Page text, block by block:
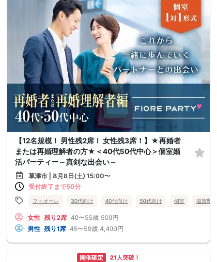
【12名規模！ 男性残2席！ 女性残3席！】★再婚者
または再婚理解者の方★＜40代50代中心＞個室婚
活パーティー～真剣な出会い～
草津市 | 8月8日(土) 15:00〜
受付終了まで50分
フィオーレ 30代向け 40代向け 50代向け 個室 滋賀県
女性 残り2席 40〜55歳 500円
男性 残り1席 45〜59歳 4,400円
開催確定 21人突破！